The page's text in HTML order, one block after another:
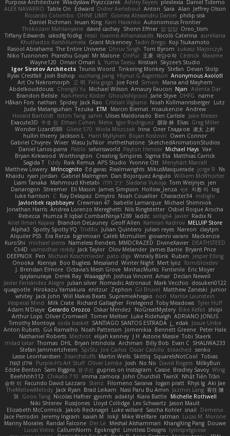
Purpose Architecture Władysław Pryszczarek Ashley Fayers plexlexia
Daniel Tidemo
ALEX NAVARRO Table On Edward Didier Aerlebout Anton Sara Alan Jeffrey Olson
Riccardo Colombo OHNE LIMIT Gionea Alexandru Daniel philip sisk
Daniel Richman Ieuan King Karri Haranko Autonomous Frontier
Thokozani Mahlanyane david cachay Shonn Effner 얍 얍얍 Oreo_tism
Tiffany Edwards iaksdfg fodkg ressii Ioannis Athanasiadis Nicolò Caterina aureliana
Khuthadzo Ratshilumela Grant Mckenney Tadin Brego Koji Tsukamoto
Rasool Abrahams The Entire Universe Dhruv Singh Tom Byrom Łukasz Majorczyk
Niko Tuononen Pranshu Goyal Mr Malone OnPui 王庚 극단수작 Cédrick Maxime
Wayne120 Omair Omari L Yuma Taesu Kristian Skyzee's Studio
Igor Sirotov Architects Teunis Woord Tinkering Monkey Stefan Devan Stolp
Rylai Crestfall Josh Bishop xuchang jiang Hlynur G Asgeirsson Anonymous Axolotl
Art Ov Nekromorph
正 明 Felix gogo Joe Ford Simon
Mana and Mayhem
Abdelkouddouss ChengXi Yu Michael Wilson Amaury Faucon Njan Adenta Dar
Brandon Belisle Karl-Heinz Köster Ghoulishlycool Jarle Styve DHFG
name
Håkan Fors nathan Spidey Jack Rao Cristian Vigliano Noah Kollmannsberger Lutz
Jude Matanguihan Tezuka ETM Marcin Biernat miaukenzie Andrew
Horald Bartoldt ttitim Tang sahin Ulises Maldonado Ben Carlisle Jake Messer
Exacute3D 주호 정 Ethan Cohen Metix Igor Rodriguez 朋弥 林 Elias Greg Miller
Wonder Lizard588
Gliese 570 Wiola Miszczak Irina Олег Гладков 凌太 上村
hullin thierry Jackson L. Harri Myllynen Bojan Kostovic Owen Connor
Gabriel Chvyrev Wixer Wasu Ju'Nior mrthethatone SketchedAnimationStudios
Daniel Larios-parra
Pablo selvinsworld Payton Heniser Michael Hays Vae
Bryan Kirkwood Worthington Creating Simpires Sigma Eta Matthias Carrick
Sagida T Eddy Raik Remus APS Studio Yvonne Ott Menyhárt Marcell
Matthew Lowery MrIncognito Ed garas Realmwrights MikusMasquerade jorge R
Ns
Khaidu ryan jordan Gabriel Malmgren Dan Bojorquez Angulo Williem McWhorter
Liam Tanaka
Mahmoud Khetabi יניב חלה Sladana Vukoja Tom Weijnjes jen
Danarogon Streemer Eli Mason James Simpson Hollow_Jenza eje 지환 이 log
luke harrison
C Ray Delapaz Dmytro Noah Couallier Character34 indiiglo
Javlonbek rajabbayev Crewman 47 Isabelle Lamarque Michael Shimniok
Jonathan Harris Andrea Lorenzo Mereghetti Nils Ringlstetter Osbiel Roque Arocha
Rebecca Humza R Iqbal CombatNinja1269 laddc sellig64 Javier Radix N
Ariel Ilmari Kajava Brandon DeLauney Geoff Allen Kamran Kadirov MELUIP Store
Alpha3 Spotty Spotty YQ TrixMix Julian Quintero julian reyes Nareon claytpn
Alquiler PS5
Era Rerza bjgrimoari Caleb Mcmullen giovanni varani
Mackenzie
KuroShi
michael sierra Nameless Renders MMDCRAZED DivineXavier DEATHSTEED
Cli4D vamsidhar reddy Jack Taylor Olov Melander James Barrie Bryant Price
DEEPNOX Pen Michael Koschmieder pato dlgv Wrinkly Blink Ruben
Jesper Elling
Onooka
Kseniya Boo Bugless Mesaland Winter Night Mert İyiiz forrobloxdev
J. Brendan Elmore Octavia's Mesh Grove MinhazMurks Fxntxnile Eric Moyer
qaylanuraya
Derek Ray Waaagghh Joshua Vincent Amar Declan Newell
Javier Fernández Alegre julian silver Nomadic Astronaut Mark Vecchio dosuken0122
quagootle Hirokazu Yamakura enitzur Zephon Gil Bruvel Matthew Zaneski junior
whitey Jack John Will Makes Beats SupremeAhegao nori
Marlise Launstein
Vesperal Mind
Milk Crate Richard Gallagher Firelegend Toby Meadows Tyler Huff
Adam N'Diaye Gerardo Orozco Oskar Mendez NoGreatMystery Bike Kefeli shiipi
Arthur Lops Oliver Cromwell Tomer Meltser Luke Ridehalgh ADRIANO JONUS
Timothy Montoya soda basket SANTIAGO SANTOS ESTRADA j_ edak Josue Uribe
Anton Rubets Gui Ramalho Noah Patterson Jomenikia Bennett Greene Peter Hale
Nathaniel Roberts Mechrot elijah kenney J H Astone Massie Tobi Staerk
milad tatar Thomas DHL Bryan Intindola Archman Billy Bob Evan C SHALIWA233
Stefan Jammertzheim
SpiSlu Joe Carlos Oscar Castillo bleached senko
Lasse Leonhardsen 3darchstuffs Martin Wells Skittlq SquareIsNotCool Tobias
אילון קשת
Purple-H's Art Stuff Oliver Lemke Josh No No David Rogers MilkyBun
Eddie Benton Sam Biggins 윤구선 gupries on Instagram Cassie Bradley Savoy Wing
Beehhhh112 Chikato 710 imma zamora John Churchill TwinX Nhật Tiến Trần
승하 이 Facundo David Lazzaro Stenz Filomeno Saraiva logan pratt Rhys lg Aki Jae
TheMellowMelody Jack Ryan Brad Leikam Nasi Paru Bu Amin Jazmin Lang 宥任 陳
St Gooo Tang Nicolas Hafner gyomh adaktyl Kiara Battle Michelle Rothwell
Niki Shterev RussJones Lloyd Collidge Lev Schwartz Jason Mault
Elizabeth McCormick Jakob Recknagel Luke willard Sascha Kohler snail
Demerui
Jace Perrodin Jeremy Ingram isaiah M lokjl Mike Wellfare ratman Lucas M. Morone
Manny Morales Randal Falcone Der Le Meshal Alshammari KhangXing Pang Douwe
Lucas Vieira CallumNorm Egoknight Limitless Designs tylerspetgoose